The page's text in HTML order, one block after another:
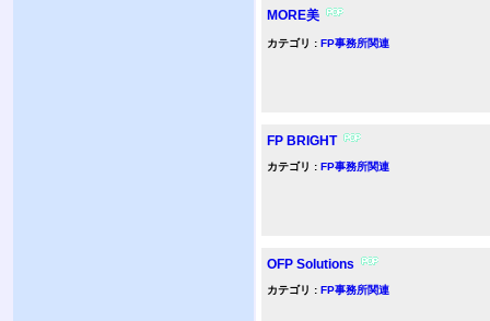
MORE美
カテゴリ : FP事務所関連
FP BRIGHT
カテゴリ : FP事務所関連
OFP Solutions
カテゴリ : FP事務所関連